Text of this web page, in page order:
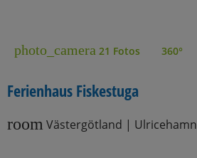
photo_camera 21 Fotos 360°
Ferienhaus Fiskestuga
room Västergötland | Ulricehamn